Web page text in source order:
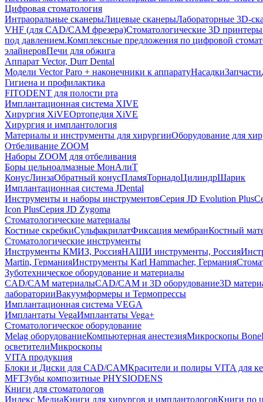
Цифровая стоматология
Интраоральные сканерыЛицевые сканерыЛабораторные 3D-
VHF (для CAD/CAM фрезера)Стоматологические 3D
под давлением.Комплексные предложения по цифровой
элайнеровПечи для обжига
Аппарат Vector, Durr Dental
Модели Vector Paro + наконечники к аппаратуНасадкиЗапчасти
Гигиена и профилактика
FITODENT для полости рта
Имплантационная система XIVE
Хирургия XiVEОртопедия XiVE
Хирургия и имплантология
Материалы и инструменты для хирургииОборудование для
Отбеливание ZOOM
Наборы ZOOM для отбеливания
Боры цельноалмазные МонАлиТ
КонусЛинзаОбратный конусПламяТорнадоЦилиндрШарик
Имплантационная система JDental
Инструменты и наборы инструментовСерия JD Evolution Plus
Icon PlusСерия JD Zygoma
Стоматологические материалы
Костные скребкиСульфакрилатФиксация мембранКостный
Стоматологические инструменты
Инструменты КМИЗ, РоссияНАШИ инструменты, Россия
Martin, ГерманияИнструменты Karl Hammacher, Германия
Зуботехническое оборудование и материалы
CAD/CAM материалыCAD/CAM и 3D оборудование3D
лабораторииВакуумформеры и Термопрессы
Имплантационная система VEGA
Имплантаты VegaИмплантаты Vega+
Стоматологическое оборудование
Melag оборудованиеКомпьютерная анестезияМикроскопы
осветителиМикроскопы
VITA продукция
Блоки и Диски для CAD/CAMКрасители и полиры VITA для
MFTЗубы композитные PHYSIODENS
Книги для стоматологов
Индекс МедиаКниги для хирургов и имплантологовКниги по